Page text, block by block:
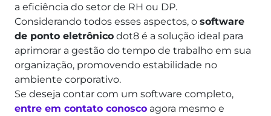
a eficiência do setor de RH ou DP.
Considerando todos esses aspectos, o software
de ponto eletrônico dot8 é a solução ideal para
aprimorar a gestão do tempo de trabalho em sua
organização, promovendo estabilidade no
ambiente corporativo.
Se deseja contar com um software completo,
entre em contato conosco agora mesmo e